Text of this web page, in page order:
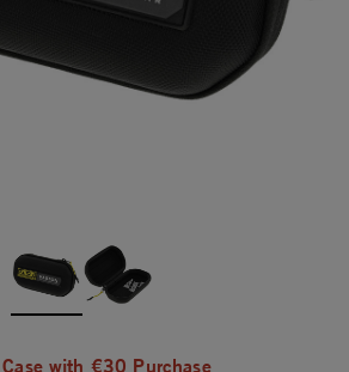
with €30 Purchase